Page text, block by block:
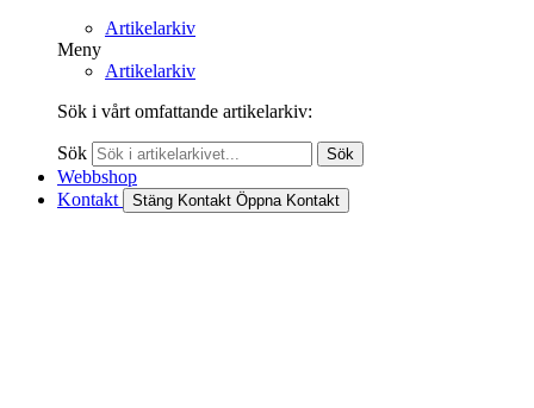
Artikelarkiv
Meny
Artikelarkiv
Sök i vårt omfattande artikelarkiv:
Sök Sök
Webbshop
Kontakt
Stäng Kontakt Öppna Kontakt